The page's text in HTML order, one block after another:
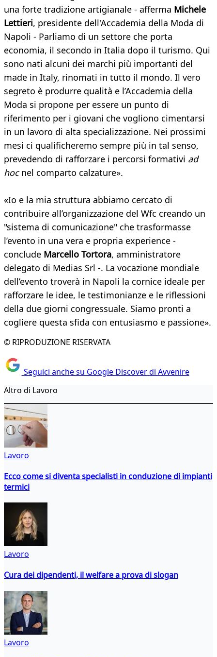
una forte tradizione artigianale - afferma Michele
Lettieri, presidente dell'Accademia della Moda di
Napoli - Parliamo di un settore che porta
economia, il secondo in Italia dopo il turismo. Qui
sono nati alcuni dei marchi più importanti del
made in Italy, rinomati in tutto il mondo. Il vero
segreto è produrre qualità e l’Accademia della
Moda si propone per essere un punto di
riferimento per i giovani che vogliono cimentarsi
in un lavoro di alta specializzazione. Nei prossimi
mesi ci qualificheremo sempre più in tal senso,
prevedendo di rafforzare i percorsi formativi ad
hocnel comparto calzature».
«Io e la mia struttura abbiamo cercato di
contribuire all’organizzazione del Wfc creando un
"sistema di comunicazione" che trasformasse
l’evento in una vera e propria experience -
conclude Marcello Tortora, amministratore
delegato di Medias Srl -. La vocazione mondiale
dell’evento troverà in Napoli la cornice ideale per
rafforzare le idee, le testimonianze e le riflessioni
della due giorni congressuale. Siamo pronti a
cogliere questa sfida con entusiasmo e passione».
© RIPRODUZIONE RISERVATA
Seguici anche su Google Discover di Avvenire
Altro di Lavoro
Lavoro
Ecco come si diventa specialisti in conduzione di impianti
termici
Lavoro
Cura dei dipendenti, il welfare a prova di slogan
Lavoro